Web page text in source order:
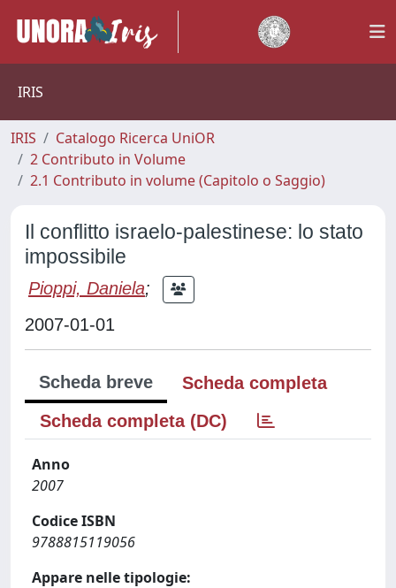
IRIS
IRIS
Catalogo Ricerca UniOR
2 Contributo in Volume
2.1 Contributo in volume (Capitolo o Saggio)
Il conflitto israelo-palestinese: lo stato
impossibile
Pioppi, Daniela;
2007-01-01
Scheda breve
Scheda completa
Scheda completa (DC)
Anno
2007
Codice ISBN
9788815119056
Appare nelle tipologie: